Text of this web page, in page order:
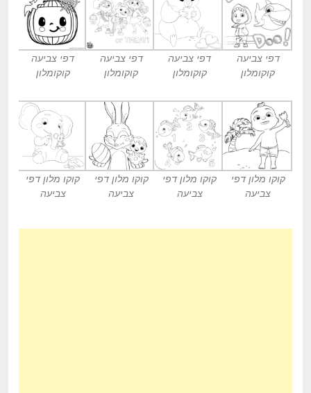
דפי צביעה
קוקומלון
דפי צביעה
קוקומלון
דפי צביעה
קוקומלון
דפי צביעה
קוקומלון
קוקו מלון דפי
צביעה
קוקו מלון דפי
צביעה
קוקו מלון דפי
צביעה
קוקו מלון דפי
צביעה